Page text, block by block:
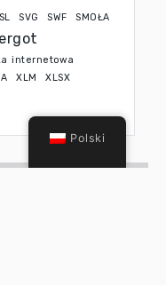
SVG SWF
SMOŁA
internetowa
XLM
XLSX
Polski